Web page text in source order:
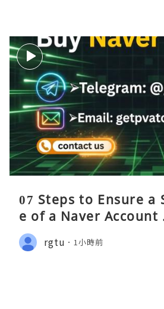
07 Steps to Ensure a
e of a Naver Account
rgtu 1小時前